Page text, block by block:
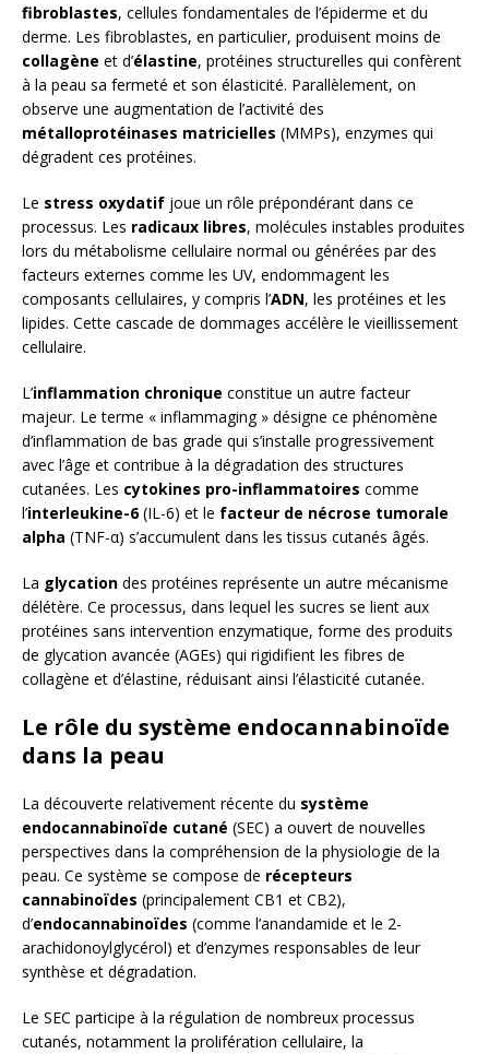
fibroblastes, cellules fondamentales de l’épiderme et du
derme. Les fibroblastes, en particulier, produisent moins de
collagène et d’élastine, protéines structurelles qui confèrent
à la peau sa fermeté et son élasticité. Parallèlement, on
observe une augmentation de l’activité des
métalloprotéinases matricielles (MMPs), enzymes qui
dégradent ces protéines.
Le stress oxydatif joue un rôle prépondérant dans ce
processus. Les radicaux libres, molécules instables produites
lors du métabolisme cellulaire normal ou générées par des
facteurs externes comme les UV, endommagent les
composants cellulaires, y compris l’ADN, les protéines et les
lipides. Cette cascade de dommages accélère le vieillissement
cellulaire.
L’inflammation chronique constitue un autre facteur
majeur. Le terme « inflammaging » désigne ce phénomène
d’inflammation de bas grade qui s’installe progressivement
avec l’âge et contribue à la dégradation des structures
cutanées. Les cytokines pro-inflammatoires comme
l’interleukine-6(IL-6) et le facteur de nécrose tumorale
alpha (TNF-α) s’accumulent dans les tissus cutanés âgés.
La glycation des protéines représente un autre mécanisme
délétère. Ce processus, dans lequel les sucres se lient aux
protéines sans intervention enzymatique, forme des produits
de glycation avancée (AGEs) qui rigidifient les fibres de
collagène et d’élastine, réduisant ainsi l’élasticité cutanée.
Le rôle du système endocannabinoïde
dans la peau
La découverte relativement récente du système
endocannabinoïde cutané (SEC) a ouvert de nouvelles
perspectives dans la compréhension de la physiologie de la
peau. Ce système se compose de récepteurs
cannabinoïdes (principalement CB1 et CB2),
d’endocannabinoïdes (comme l’anandamide et le 2-
arachidonoylglycérol) et d’enzymes responsables de leur
synthèse et dégradation.
Le SEC participe à la régulation de nombreux processus
cutanés, notamment la prolifération cellulaire, la